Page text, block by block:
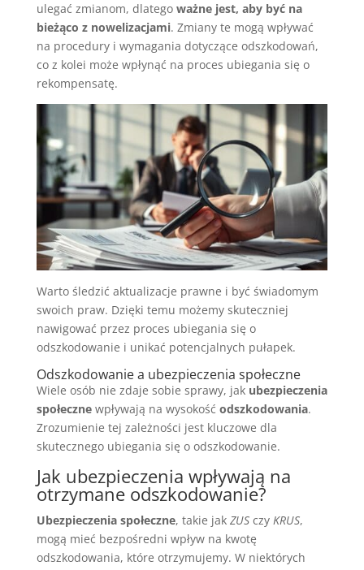
ulegać zmianom, dlatego ważne jest, aby być na
bieżąco z nowelizacjami. Zmiany te mogą wpływać
na procedury i wymagania dotyczące odszkodowań,
co z kolei może wpłynąć na proces ubiegania się o
rekompensatę.
Warto śledzić aktualizacje prawne i być świadomym
swoich praw. Dzięki temu możemy skuteczniej
nawigować przez proces ubiegania się o
odszkodowanie i unikać potencjalnych pułapek.
Odszkodowanie a ubezpieczenia społeczne
Wiele osób nie zdaje sobie sprawy, jak ubezpieczenia
społecznewpływają na wysokość odszkodowania.
Zrozumienie tej zależności jest kluczowe dla
skutecznego ubiegania się o odszkodowanie.
Jak ubezpieczenia wpływają na
otrzymane odszkodowanie?
Ubezpieczenia społeczne, takie jak ZUSczy KRUS,
mogą mieć bezpośredni wpływ na kwotę
odszkodowania, które otrzymujemy. W niektórych